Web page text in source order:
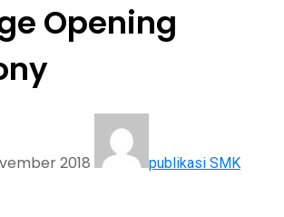
Opening
2018
publikasi SMK